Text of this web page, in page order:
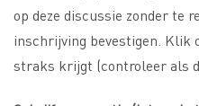
op deze discussie zonder te
inschrijving bevestigen. Klik
straks krijgt (controleer als